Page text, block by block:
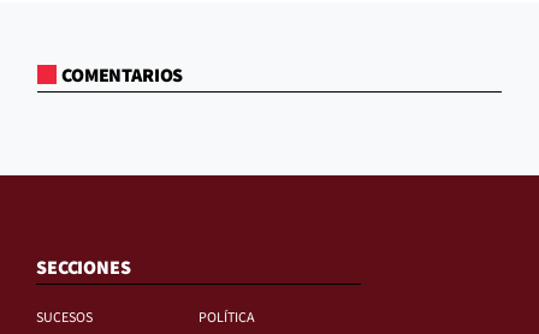
COMENTARIOS
SECCIONES
SUCESOS
POLÍTICA